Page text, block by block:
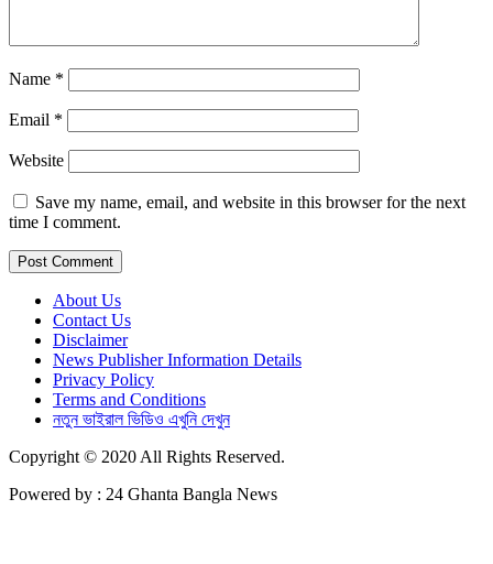
Name *
Email *
Website
Save my name, email, and website in this browser for the next
time I comment.
About Us
Contact Us
Disclaimer
News Publisher Information Details
Privacy Policy
Terms and Conditions
নতুন ভাইরাল ভিডিও এখুনি দেখুন
Copyright © 2020 All Rights Reserved.
Powered by : 24 Ghanta Bangla News